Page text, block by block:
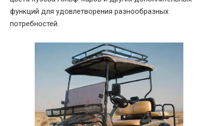
функций для удовлетворения разнообразных
потребностей.